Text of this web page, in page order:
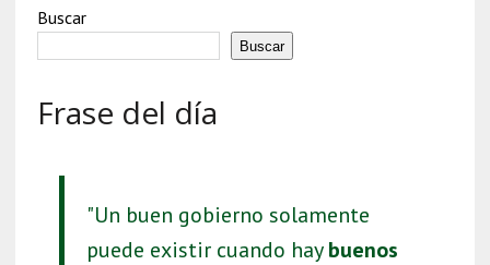
Buscar
Buscar
Frase del día
"Un buen gobierno solamente
puede existir cuando haybuenos